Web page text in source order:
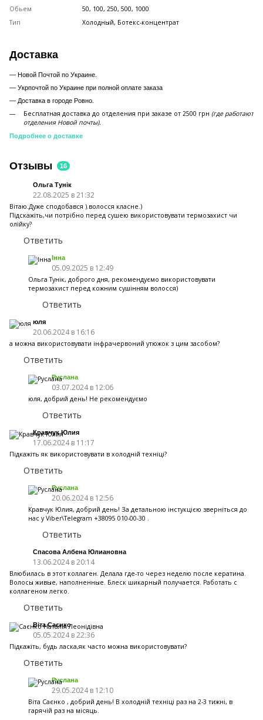
Обьем
50, 100, 250, 500, 1000
Тип
Холодный, Ботекс-концентрат
Доставка
— Новой Почтой по Украине.
— Укрпочтой по Украине при полной оплате заказа
— Доставка в городе Ровно.
Бесплатная доставка до отделения при заказе от 2500 грн (где работают
отделения Новой почты).
Подробнее о доставке
Отзывы 16
Ольга Тунік
22.08.2025 в 21:32
Вітаю.Дуже сподобався ).волосся класне.)
Підскажіть,чи потрібно перед сушею використовувати термозахист чи
олійку?
Ответить
Інна
05.09.2025 в 12:49
Ольга Тунік, доброго дня, рекомендуємо використовувати
термозахист перед кожним сушінням волосся)
Ответить
юля
20.06.2024 в 16:16
а можна використовувати інфрачервоний утюжок з цим засобом?
Ответить
Руслана
03.07.2024 в 12:06
юля, добрий день! Не рекомендуємо
Ответить
Кравчук Юлия
17.06.2024 в 11:17
Підкажіть як використовувати в холодній техніці?
Ответить
Руслана
20.06.2024 в 12:56
Кравчук Юлия, добрий день! За детальною інстукцією зверніться до
нас у Viber\Telegram +38095 010-00-30 .
Ответить
Спасова Албена Юлиановна
13.06.2024 в 20:14
Влюбилась в этот коллаген. Делала где-то через неделю после кератина.
Волосы живые, наполненные. Блеск шикарный получается. Работать с
коллагеном легко.
Ответить
Віта Саєнко
05.05.2024 в 22:36
Підкажіть, будь ласка,як часто можна використовувати?
Ответить
Руслана
29.05.2024 в 12:10
Віта Саєнко , добрий день! В холодній техніці раз на 2-3 тижні, в
гарячій раз на місяць.